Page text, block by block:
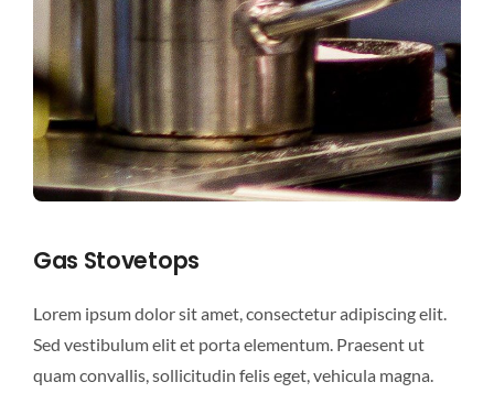
Gas Stovetops
Lorem ipsum dolor sit amet, consectetur adipiscing elit.
Sed vestibulum elit et porta elementum. Praesent ut
quam convallis, sollicitudin felis eget, vehicula magna.